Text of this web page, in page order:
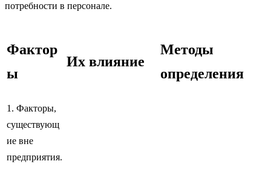
потребности в персонале.
Фактор
ы
Их влияние
Методы
определения
1. Факторы,
существующ
ие вне
предприятия.